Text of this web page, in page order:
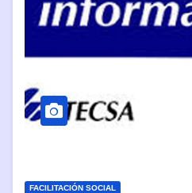
FACILITACIÓN SOCIAL